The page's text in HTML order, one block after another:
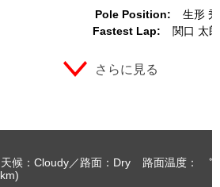
Pole Position:
生形
Fastest Lap:
関口 太郎
さらに見る
天候：Cloudy 路面：Dry
路面温度：
km)